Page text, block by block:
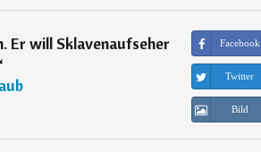
Er will Sklavenaufseher
Facebook
Twitter
Bild